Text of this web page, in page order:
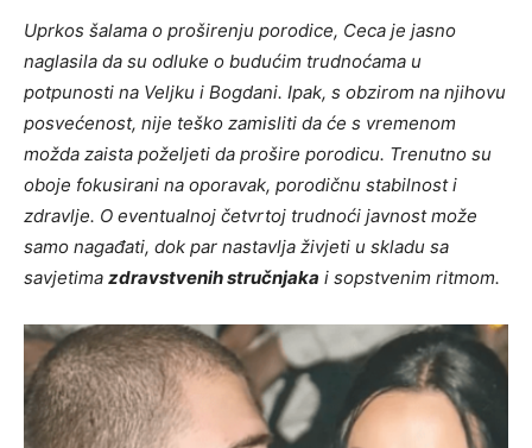
Uprkos šalama o proširenju porodice, Ceca je jasno
naglasila da su odluke o budućim trudnoćama u
potpunosti na Veljku i Bogdani. Ipak, s obzirom na njihovu
posvećenost, nije teško zamisliti da će s vremenom
možda zaista poželjeti da prošire porodicu. Trenutno su
oboje fokusirani na oporavak, porodičnu stabilnost i
zdravlje. O eventualnoj četvrtoj trudnoći javnost može
samo nagađati, dok par nastavlja živjeti u skladu sa
savjetima zdravstvenih stručnjaka i sopstvenim ritmom.